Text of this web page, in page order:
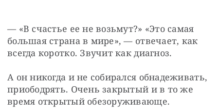
— «В счастье ее не возьмут?» «Это самая
большая страна в мире», — отвечает, как
всегда коротко. Звучит как диагноз.
А он никогда и не собирался обнадеживать,
приободрять. Очень закрытый и в то же
время открытый обезоруживающе.